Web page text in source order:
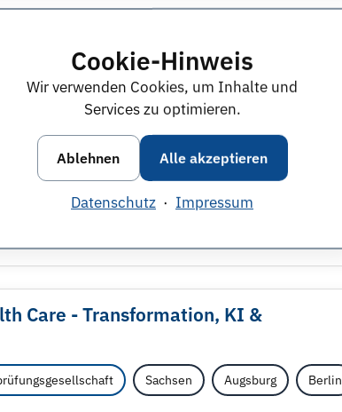
Cookie-Hinweis
Wir verwenden Cookies, um Inhalte und
Services zu optimieren.
Ablehnen Alle akzeptieren
Datenschutz · Impressum
Risikomanagement (w/
Sachsen Berlin Dresden
Wirtschaftsinformatik Wirtschaftsprüfung
Care - Transformation, KI &
Sachsen Augsburg Berlin